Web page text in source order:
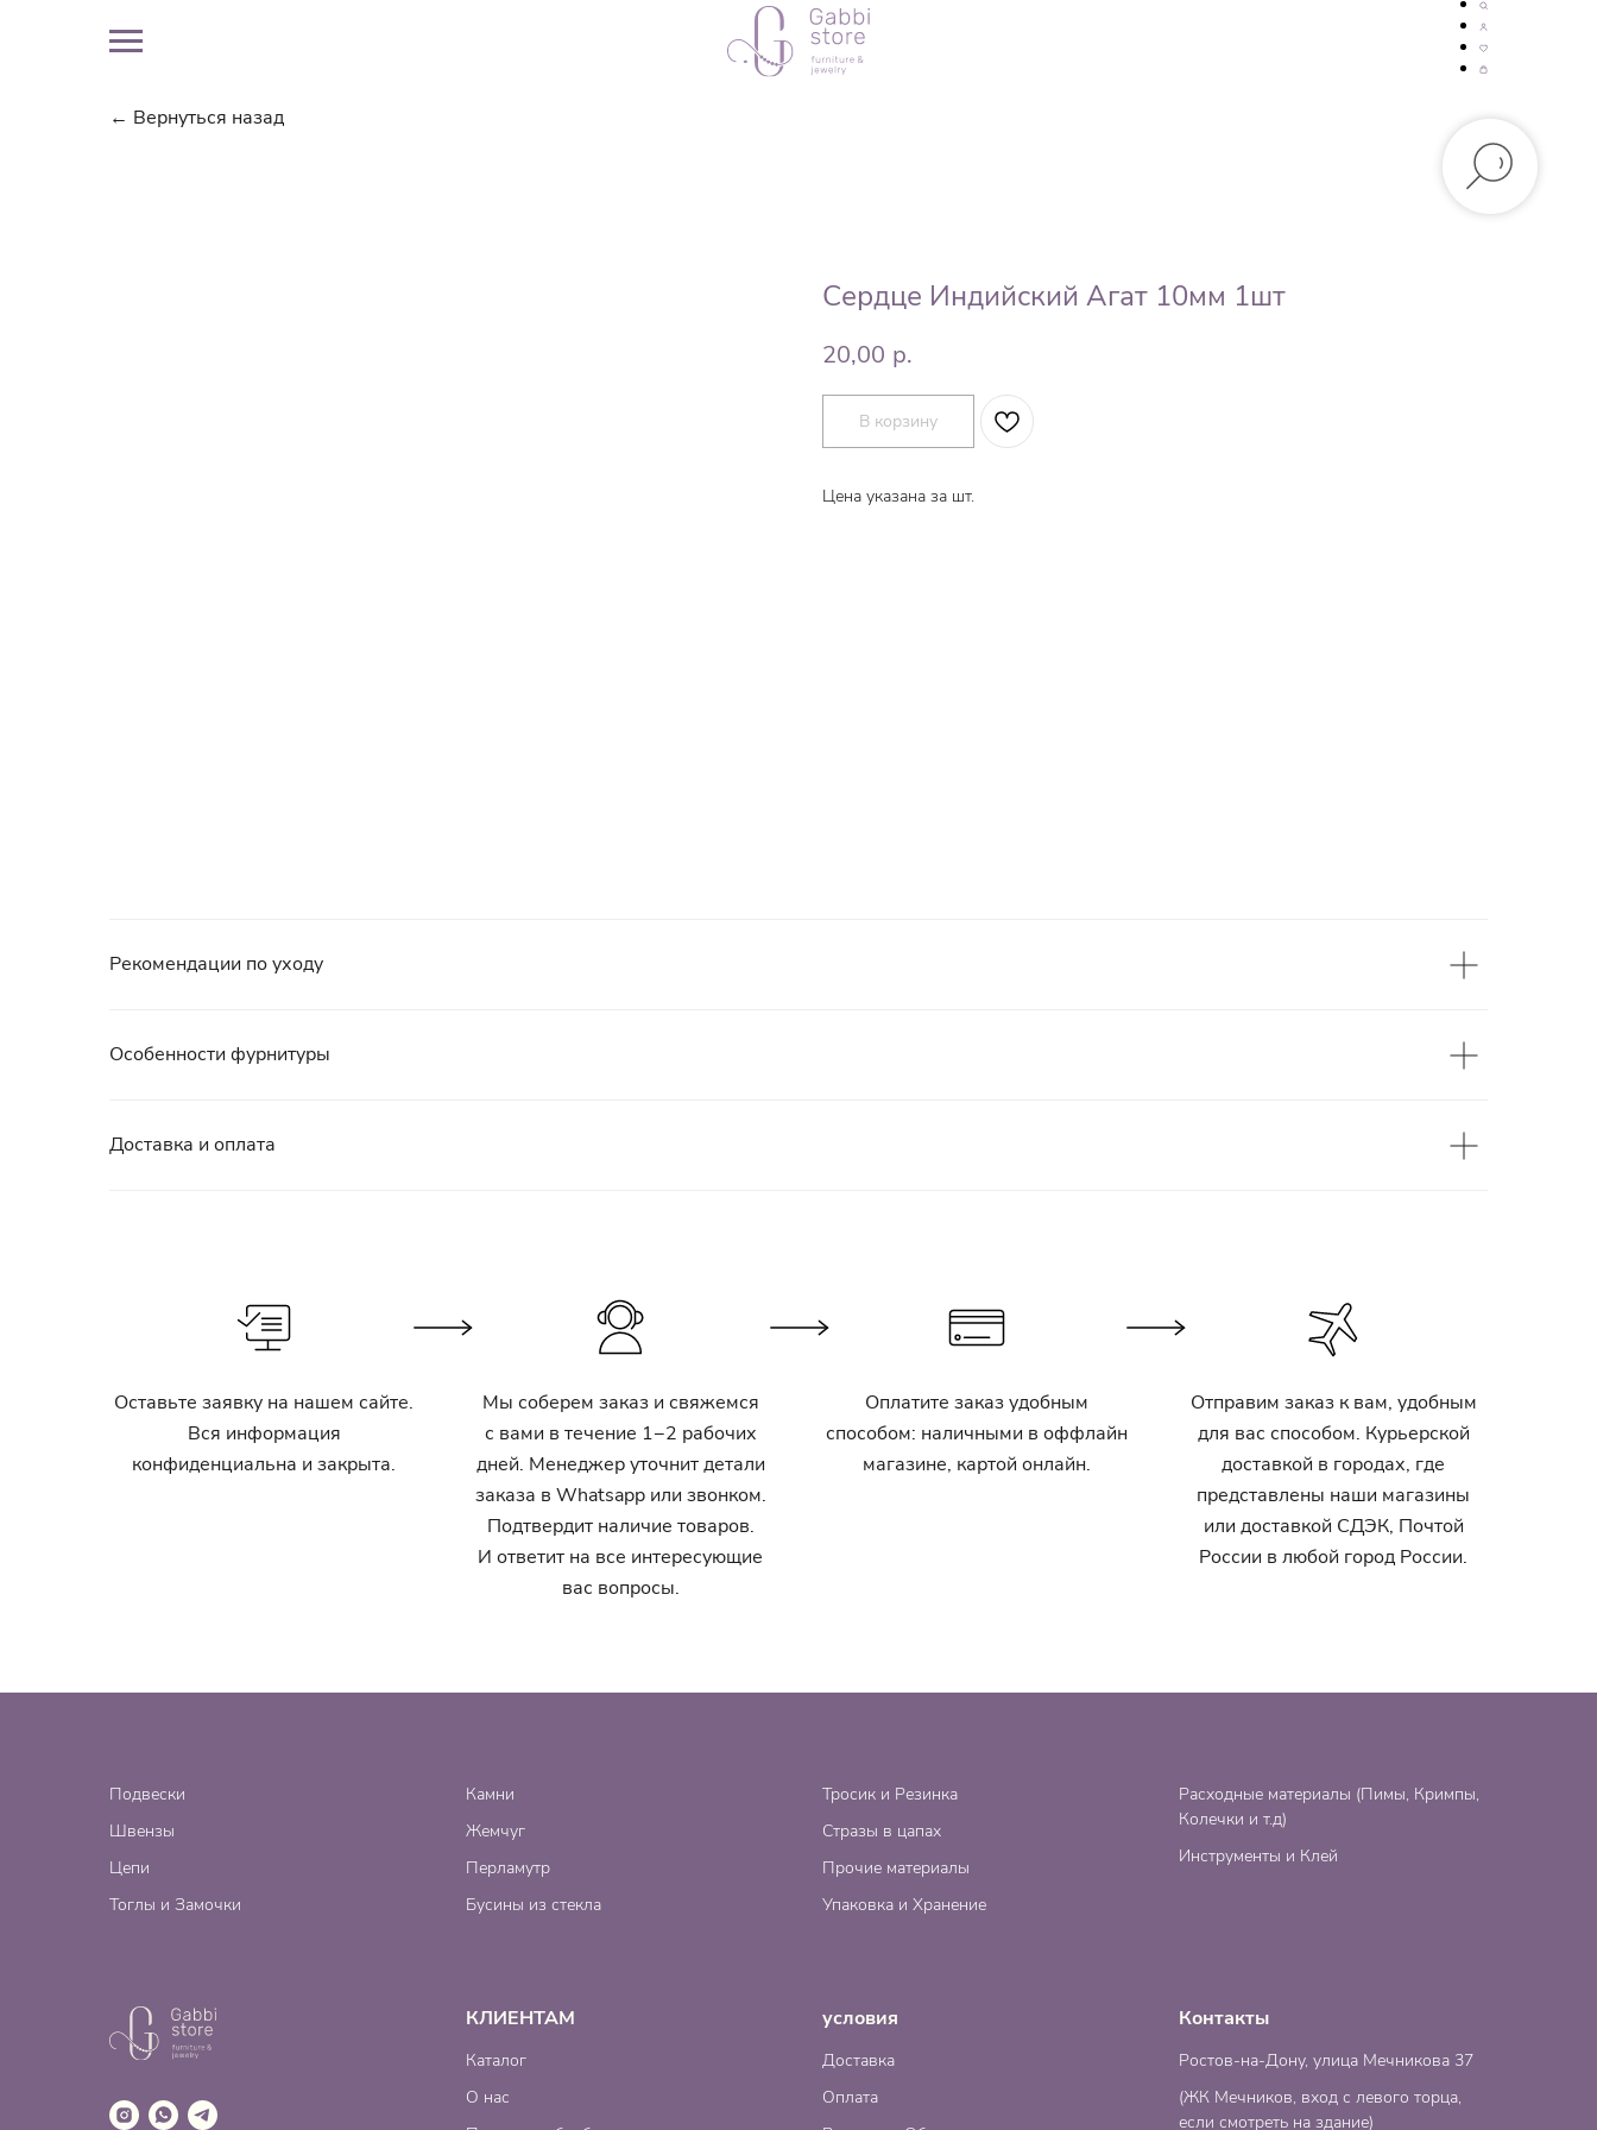
← Вернуться назад
Сердце Индийский Агат 10мм 1шт
20,00 р.
В корзину
Цена указана за шт.
Рекомендации по уходу
Особенности фурнитуры
Доставка и оплата
Оставьте заявку на нашем сайте.
Вся информация
конфиденциальна и закрыта.
Мы соберем заказ и свяжемся
с вами в течение 1−2 рабочих
дней. Менеджер уточнит детали
заказа в Whatsapp или звонком.
Подтвердит наличие товаров.
И ответит на все интересующие
вас вопросы.
Оплатите заказ удобным
способом: наличными в оффлайн
магазине, картой онлайн.
Отправим заказ к вам, удобным
для вас способом. Курьерской
доставкой в городах, где
представлены наши магазины
или доставкой СДЭК, Почтой
России в любой город России.
Подвески
Швензы
Цепи
Тоглы и Замочки
Камни
Жемчуг
Перламутр
Бусины из стекла
Тросик и Резинка
Стразы в цапах
Прочие материалы
Упаковка и Хранение
Расходные материалы (Пимы, Кримпы,
Колечки и т.д)
Инструменты и Клей
КЛИЕНТАМ
Каталог
О нас
условия
Доставка
Оплата
Контакты
Ростов-на-Дону, улица Мечникова 37
(ЖК Мечников, вход с левого торца,
если смотреть на здание)